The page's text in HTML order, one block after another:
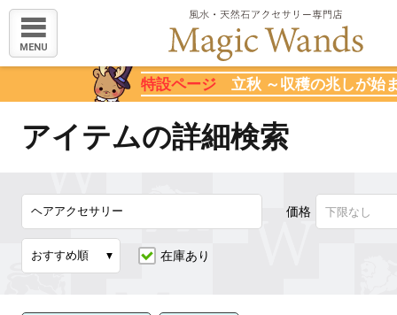
MENU
特設ページ立秋 ～収穫の兆しが始
アイテムの詳細検索
価格
在庫あり